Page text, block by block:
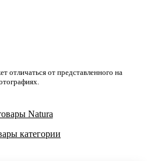
отличаться от представленного на
Natura
категории